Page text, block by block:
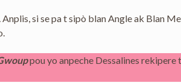
si se pa t sipò blan Angle ak Blan
pou yo anpeche Dessalines